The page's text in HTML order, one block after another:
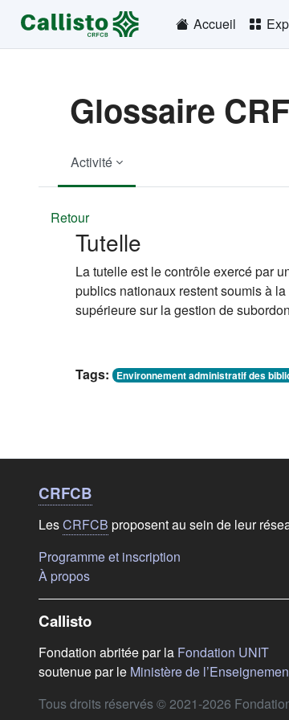
Passer au contenu principal
Accueil
Glossaire
Activité
Retour
Tutelle
La tutelle est le contrôle exercé par
publics nationaux restent soumis à
supérieure sur la gestion de
Tags:
Environnement administratif des
Liens de bas de
CRFCB
LesCRFCB proposent au sein de leur
Programme et inscription
À propos(s'ouvre dans un nouvel onglet)
Callisto
Fondation abritée par la Fondation UNIT
soutenue par le Ministère de
Tous droits réservés © 2021-2026